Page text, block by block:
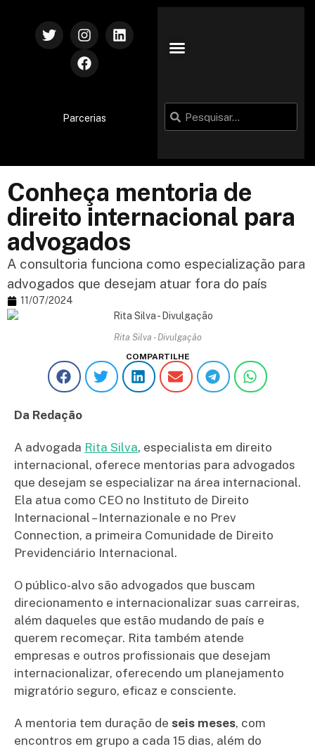
Parcerias
Conheça mentoria de
direito internacional para
advogados
A consultoria funciona como especialização para
advogados que desejam atuar fora do país
11/07/2024
Rita Silva - Divulgação
COMPARTILHE
Da Redação
A advogada Rita Silva, especialista em direito
internacional, oferece mentorias para advogados
que desejam se especializar na área internacional.
Ela atua como CEO no Instituto de Direito
Internacional – Internazionale e no Prev
Connection, a primeira Comunidade de Direito
Previdenciário Internacional.
O público-alvo são advogados que buscam
direcionamento e internacionalizar suas carreiras,
além daqueles que estão mudando de país e
querem recomeçar. Rita também atende
empresas e outros profissionais que desejam
internacionalizar, oferecendo um planejamento
migratório seguro, eficaz e consciente.
A mentoria tem duração de seis meses, com
encontros em grupo a cada 15 dias, além do